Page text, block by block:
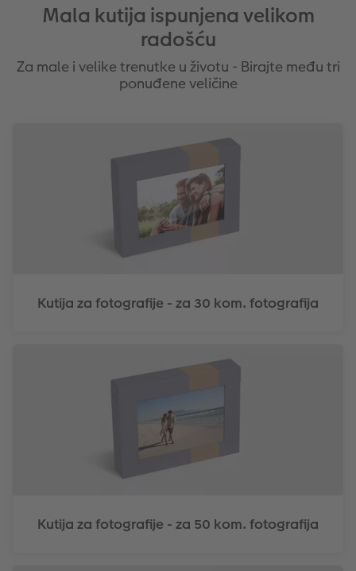
Mala kutija ispunjena velikom
radošću
Za male i velike trenutke u životu - Birajte među tri
ponuđene veličine
Kutija za fotografije - za 30 kom. fotografija
Kutija za fotografije - za 50 kom. fotografija